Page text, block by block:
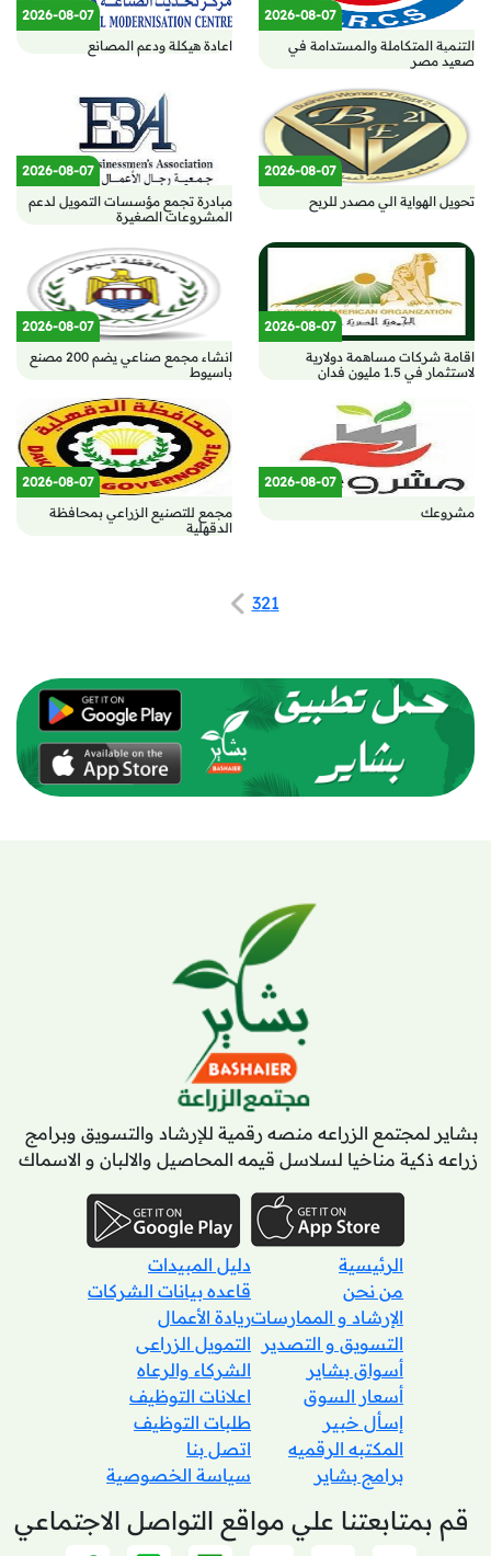
2026-08-07
التنمیة المتكاملة والمستدامة في
صعيد مصر
2026-08-07
اعادة هيكلة ودعم المصانع
2026-08-07
تحويل الهواية الي مصدر للربح
2026-08-07
مبادرة تجمع مؤسسات التمويل لدعم
المشروعات الصغيرة
2026-08-07
اقامة شركات مساهمة دولارية
لاستثمار في 1.5 مليون فدان
2026-08-07
انشاء مجمع صناعي يضم 200 مصنع
باسيوط
2026-08-07
مشروعك
2026-08-07
مجمع للتصنيع الزراعي بمحافظة
الدقهلية
1
2
3
بشاير لمجتمع الزراعه منصه رقمية للإرشاد والتسويق وبرامج
زراعه ذكية مناخيا لسلاسل قيمه المحاصيل والالبان و الاسماك
الرئيسية
من نحن
الإرشاد و الممارسات
التسويق و التصدير
أسواق بشاير
أسعار السوق
إسأل خبير
المكتبه الرقميه
برامج بشاير
دليل المبيدات
قاعده بيانات الشركات
ريادة الأعمال
التمويل الزراعى
الشركاء والرعاه
اعلانات التوظيف
طلبات التوظيف
اتصل بنا
سياسة الخصوصية
قم بمتابعتنا علي مواقع التواصل الاجتماعي